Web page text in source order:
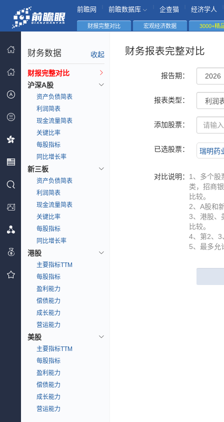
前瞻网 前瞻数据库 企查猫 经济学人
财报完整对比 宏观经济数据 3000+精
财务数据 收起
财报完整对比
沪深A股
资产负债简表
利润简表
现金流量简表
关键比率
每股指标
同比增长率
新三板
资产负债简表
利润简表
现金流量简表
关键比率
每股指标
同比增长率
港股
主要指标TTM
每股指标
盈利能力
偿债能力
成长能力
营运能力
美股
主要指标TTM
每股指标
盈利能力
偿债能力
成长能力
营运能力
财务报表完整对比
报告期：
报表类型：
添加股票：
已选股票： 瑞明药
对比说明： 1、多个股
类，招商
比较。
2、A股和
3、港股、
比较。
4、第2、3
5、最多允